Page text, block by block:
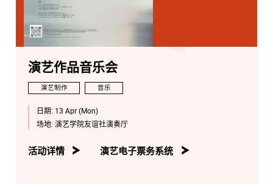
演艺作品音乐会
演艺制作 音乐
日期: 13 Apr (Mon)
场地: 演艺学院友谊社演奏厅
活动详情 演艺电子票务系统